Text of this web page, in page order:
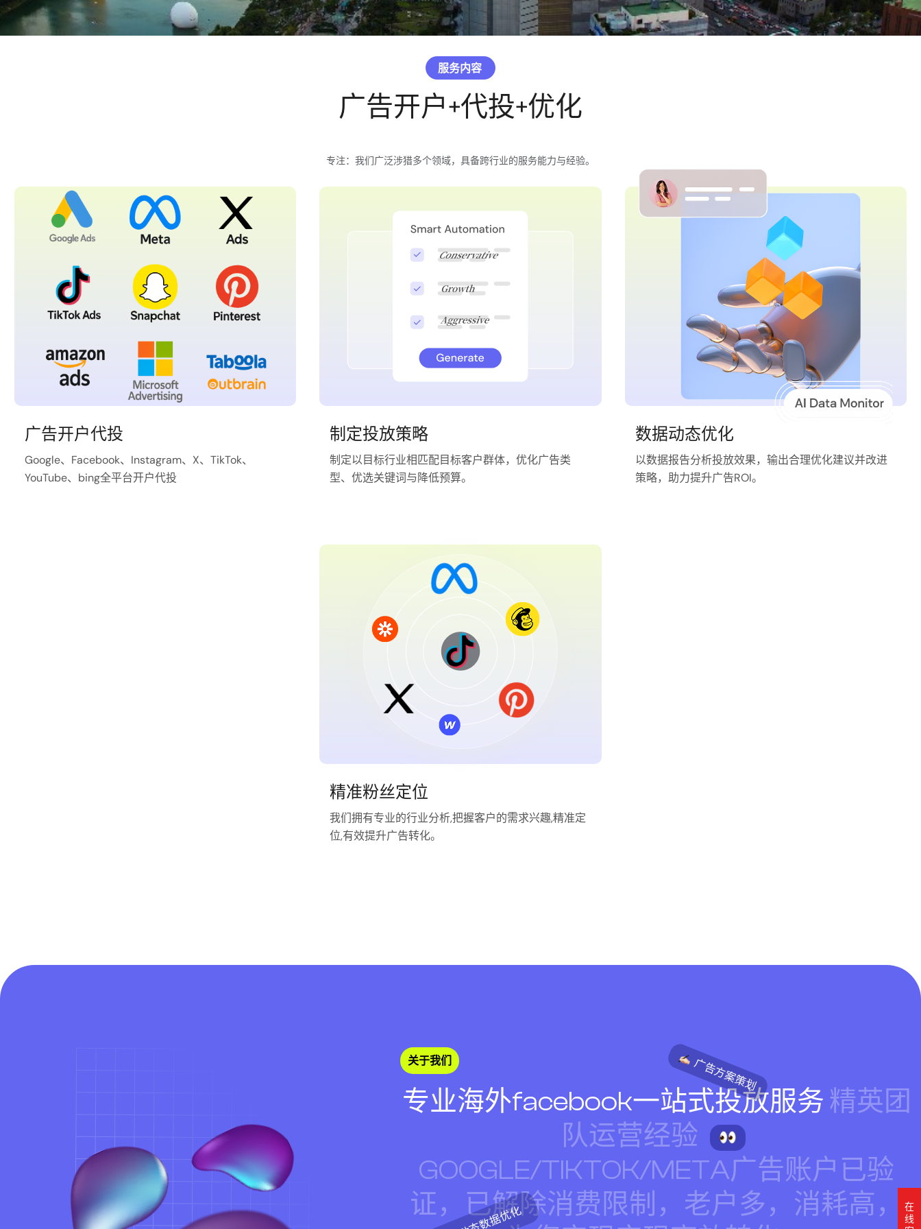
服务内容
广告开户+代投+优化
专注：我们广泛涉猎多个领域，具备跨行业的服务能力与经验。
广告开户代投
Google、Facebook、Instagram、X、TikTok、
YouTube、bing全平台开户代投
制定投放策略
制定以目标行业相匹配目标客户群体，优化广告类
型、优选关键词与降低预算。
数据动态优化
以数据报告分析投放效果，输出合理优化建议并改进
策略，助力提升广告ROI。
精准粉丝定位
我们拥有专业的行业分析,把握客户的需求兴趣,精准定
位,有效提升广告转化。
广告方案策划
关于我们
专业海外facebook一站式投放服务 精英团
队运营经验
GOOGLE/TIKTOK/META广告账户已验
证，已解除消费限制，老户多，消耗高，
在
线